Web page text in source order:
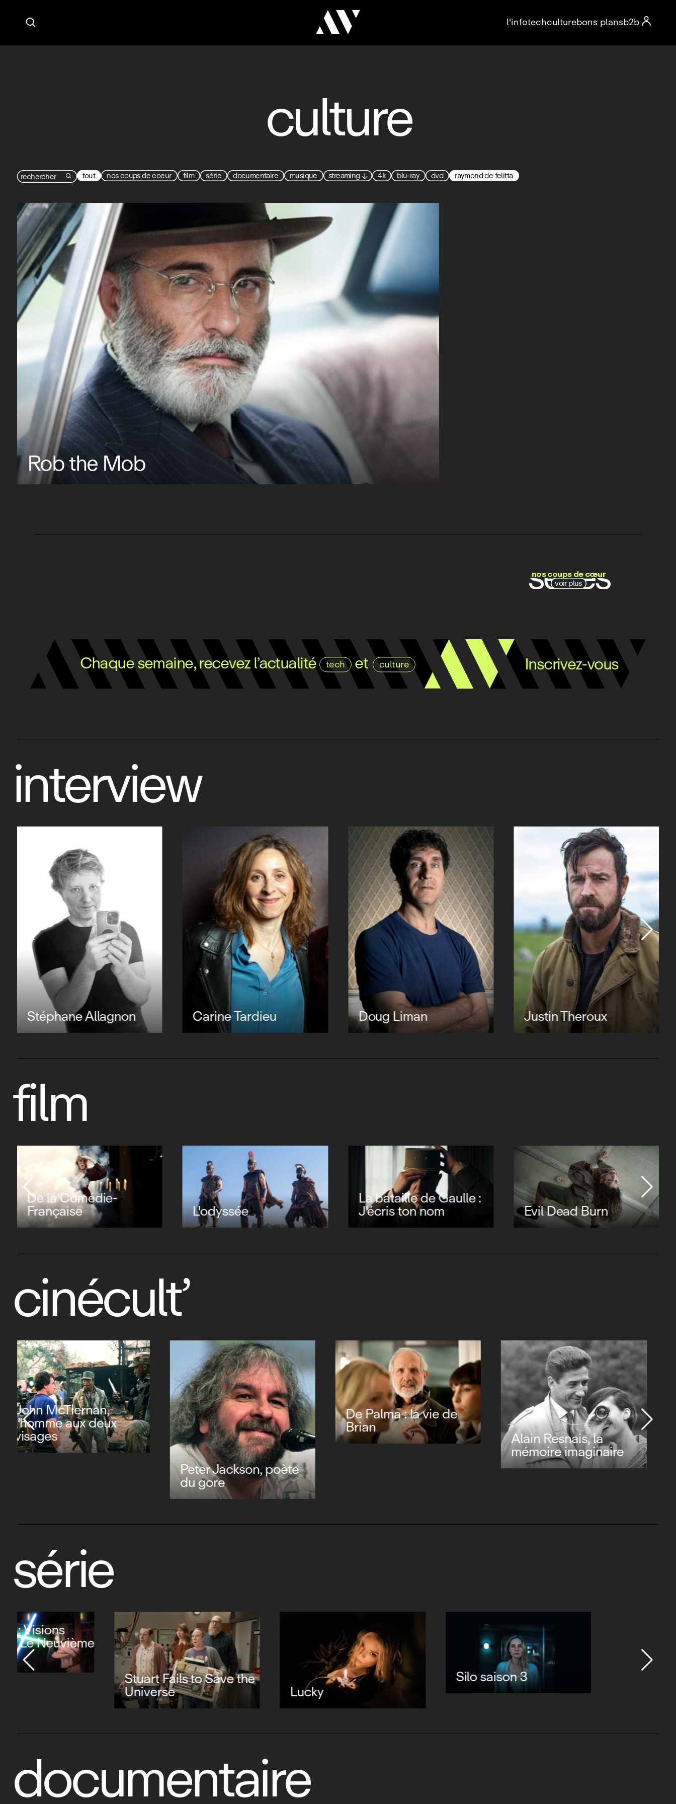

 l'infotechculturebons plansb2b
culture
 tout nos coups de coeur film série documentaire musique streaming↓ 4k blu-ray dvd raymond de felitta
Rob the Mob
nos coups de cœur
séries
voir plus
Chaque semaine, recevez l’actualité tech et culture Inscrivez-vous
interview
Stéphane Allagnon Carine Tardieu Doug Liman Justin Theroux
film
De la Comédie-
Française L'odyssée
La bataille de Gaulle :
J'écris ton nom Evil Dead Burn
cinécult’
De Palma : la vie de
Brian
Alain Resnais, la
mémoire imaginaire
série
Stuart Fails to Save the
Lucky
Silo saison 3
Avatar : le dernier
maître de l'air saison 2
documentaire